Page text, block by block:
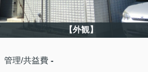
【外観】
管理/共益費 -